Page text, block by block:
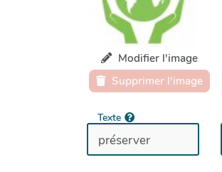
Modifier l'image
Supprimer l'image
Texte